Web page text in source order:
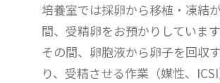
培養室では採卵から移植・凍結
間、受精卵をお預かりしています
その間、卵胞液から卵子を回収
り、受精させる作業（媒性、